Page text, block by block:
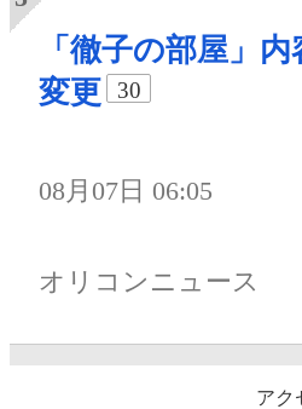
「徹子の部屋」内
変更
30
08月07日 06:05
オリコンニュース
アク